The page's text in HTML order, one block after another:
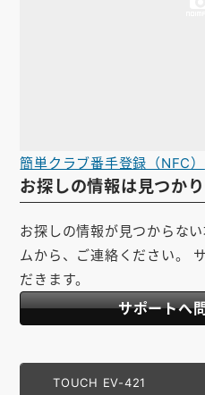
簡単クラブ番手登録（NFC）
お探しの情報は見つか
お探しの情報が見つからな
ムから、ご連絡ください。
だきます。
サポートへ
TOUCH EV-421